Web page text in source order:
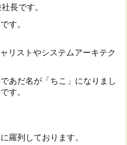
長です。
す。
リストやシステムアーキテク
あだ名が「ちこ」になりまし
す。
羅列しております。